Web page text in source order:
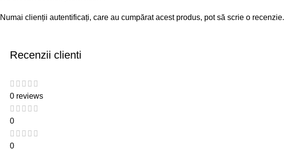
Numai clienții autentificați, care au cumpărat acest produs, pot să scrie o recenzie.
Recenzii clienti
0 reviews
0
0